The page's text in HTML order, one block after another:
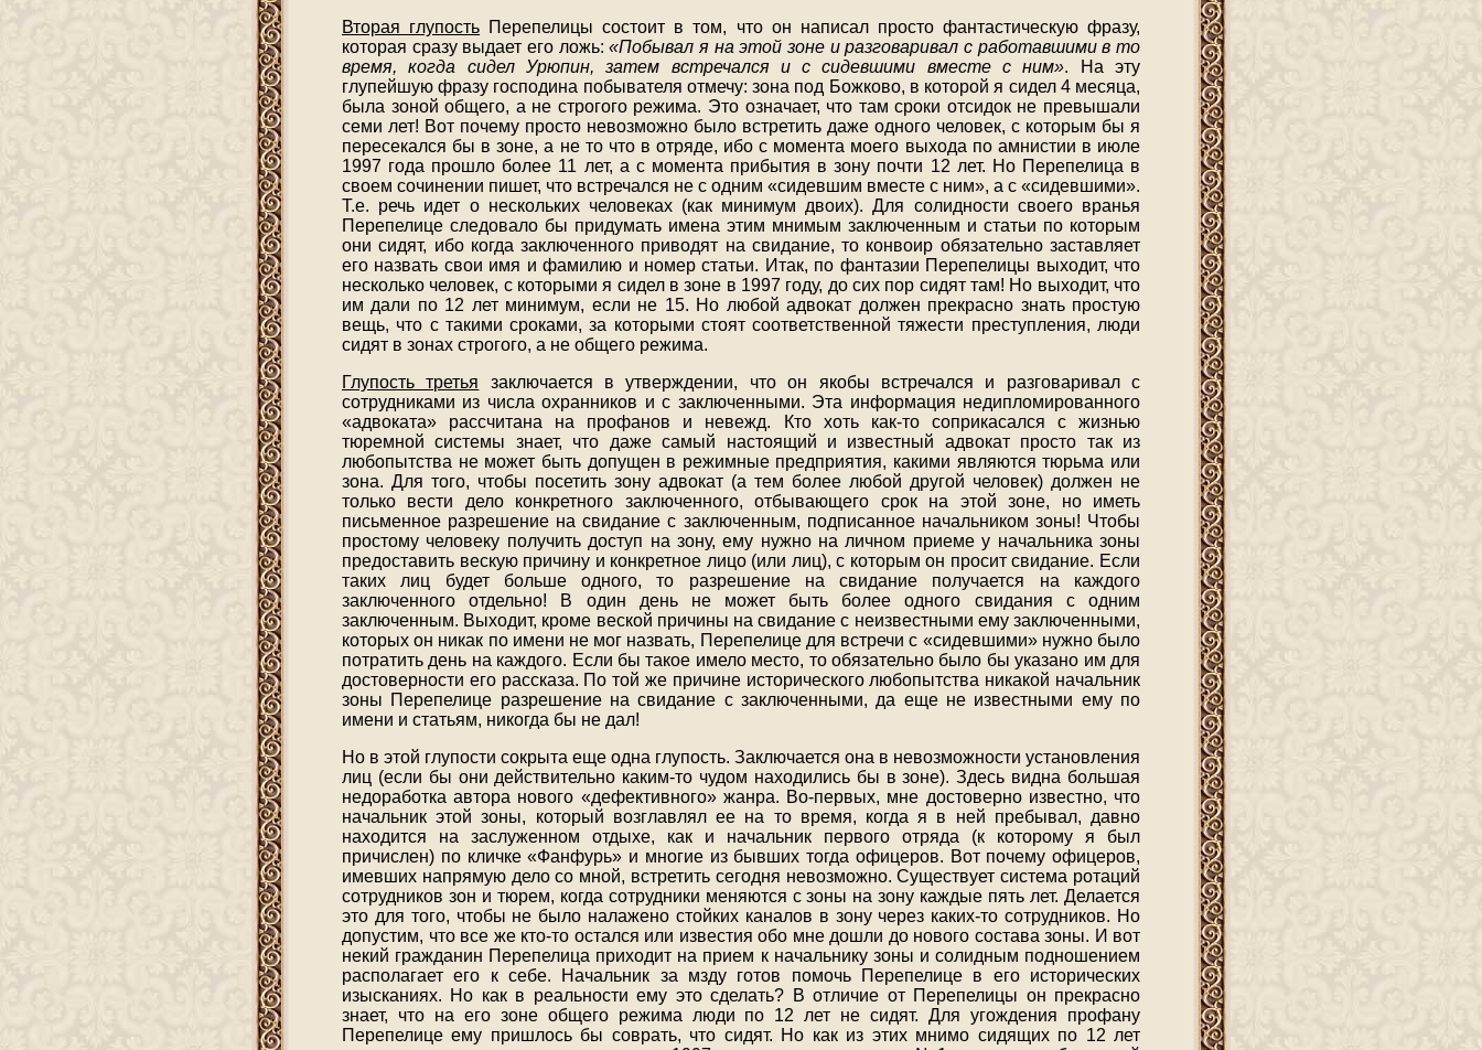
Вторая глупость Перепелицы состоит в том, что он написал просто фантастическую фразу,
которая сразу выдает его ложь:«Побывал я на этой зоне и разговаривал с работавшими в то
время, когда сидел Урюпин, затем встречался и с сидевшими вместе с ним». На эту
глупейшую фразу господина побывателя отмечу: зона под Божково, в которой я сидел 4 месяца,
была зоной общего, а не строгого режима. Это означает, что там сроки отсидок не превышали
семи лет! Вот почему просто невозможно было встретить даже одного человек, с которым бы я
пересекался бы в зоне, а не то что в отряде, ибо с момента моего выхода по амнистии в июле
1997 года прошло более 11 лет, а с момента прибытия в зону почти 12 лет. Но Перепелица в
своем сочинении пишет, что встречался не с одним «сидевшим вместе с ним», а с «сидевшими».
Т.е. речь идет о нескольких человеках (как минимум двоих). Для солидности своего вранья
Перепелице следовало бы придумать имена этим мнимым заключенным и статьи по которым
они сидят, ибо когда заключенного приводят на свидание, то конвоир обязательно заставляет
его назвать свои имя и фамилию и номер статьи. Итак, по фантазии Перепелицы выходит, что
несколько человек, с которыми я сидел в зоне в 1997 году, до сих пор сидят там! Но выходит, что
им дали по 12 лет минимум, если не 15. Но любой адвокат должен прекрасно знать простую
вещь, что с такими сроками, за которыми стоят соответственной тяжести преступления, люди
сидят в зонах строгого, а не общего режима.
Глупость третья заключается в утверждении, что он якобы встречался и разговаривал с
сотрудниками из числа охранников и с заключенными. Эта информация недипломированного
«адвоката» рассчитана на профанов и невежд. Кто хоть как-то соприкасался с жизнью
тюремной системы знает, что даже самый настоящий и известный адвокат просто так из
любопытства не может быть допущен в режимные предприятия, какими являются тюрьма или
зона. Для того, чтобы посетить зону адвокат (а тем более любой другой человек) должен не
только вести дело конкретного заключенного, отбывающего срок на этой зоне, но иметь
письменное разрешение на свидание с заключенным, подписанное начальником зоны! Чтобы
простому человеку получить доступ на зону, ему нужно на личном приеме у начальника зоны
предоставить вескую причину и конкретное лицо (или лиц), с которым он просит свидание. Если
таких лиц будет больше одного, то разрешение на свидание получается на каждого
заключенного отдельно! В один день не может быть более одного свидания с одним
заключенным. Выходит, кроме веской причины на свидание с неизвестными ему заключенными,
которых он никак по имени не мог назвать, Перепелице для встречи с «сидевшими» нужно было
потратить день на каждого. Если бы такое имело место, то обязательно было бы указано им для
достоверности его рассказа. По той же причине исторического любопытства никакой начальник
зоны Перепелице разрешение на свидание с заключенными, да еще не известными ему по
имени и статьям, никогда бы не дал!
Но в этой глупости сокрыта еще одна глупость. Заключается она в невозможности установления
лиц (если бы они действительно каким-то чудом находились бы в зоне). Здесь видна большая
недоработка автора нового «дефективного» жанра. Во-первых, мне достоверно известно, что
начальник этой зоны, который возглавлял ее на то время, когда я в ней пребывал, давно
находится на заслуженном отдыхе, как и начальник первого отряда (к которому я был
причислен) по кличке «Фанфурь» и многие из бывших тогда офицеров. Вот почему офицеров,
имевших напрямую дело со мной, встретить сегодня невозможно. Существует система ротаций
сотрудников зон и тюрем, когда сотрудники меняются с зоны на зону каждые пять лет. Делается
это для того, чтобы не было налажено стойких каналов в зону через каких-то сотрудников. Но
допустим, что все же кто-то остался или известия обо мне дошли до нового состава зоны. И вот
некий гражданин Перепелица приходит на прием к начальнику зоны и солидным подношением
располагает его к себе. Начальник за мзду готов помочь Перепелице в его исторических
изысканиях. Но как в реальности ему это сделать? В отличие от Перепелицы он прекрасно
знает, что на его зоне общего режима люди по 12 лет не сидят. Для угождения профану
Перепелице ему пришлось бы соврать, что сидят. Но как из этих мнимо сидящих по 12 лет